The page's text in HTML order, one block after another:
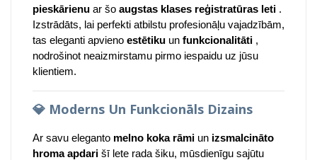
pieskārienu ar šo augstas klases reģistratūras leti .
Izstrādāts, lai perfekti atbilstu profesionāļu vajadzībām,
tas eleganti apvieno estētiku un funkcionalitāti ,
nodrošinot neaizmirstamu pirmo iespaidu uz jūsu
klientiem.
💎 Moderns Un Funkcionāls Dizains
Ar savu eleganto melno koka rāmi un izsmalcināto
hroma apdari šī lete rada šiku, mūsdienīgu sajūtu